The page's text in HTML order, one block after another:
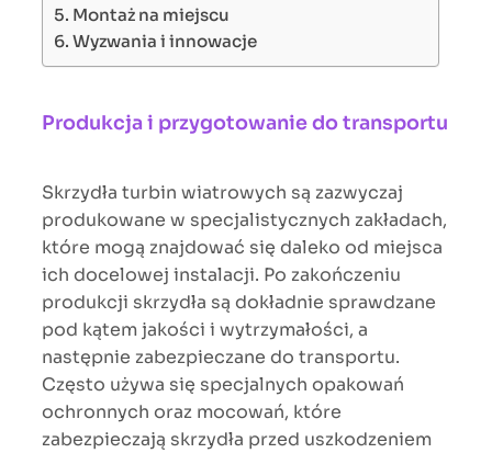
Montaż na miejscu
Wyzwania i innowacje
Produkcja i przygotowanie do transportu
Skrzydła turbin wiatrowych są zazwyczaj
produkowane w specjalistycznych zakładach,
które mogą znajdować się daleko od miejsca
ich docelowej instalacji. Po zakończeniu
produkcji skrzydła są dokładnie sprawdzane
pod kątem jakości i wytrzymałości, a
następnie zabezpieczane do transportu.
Często używa się specjalnych opakowań
ochronnych oraz mocowań, które
zabezpieczają skrzydła przed uszkodzeniem